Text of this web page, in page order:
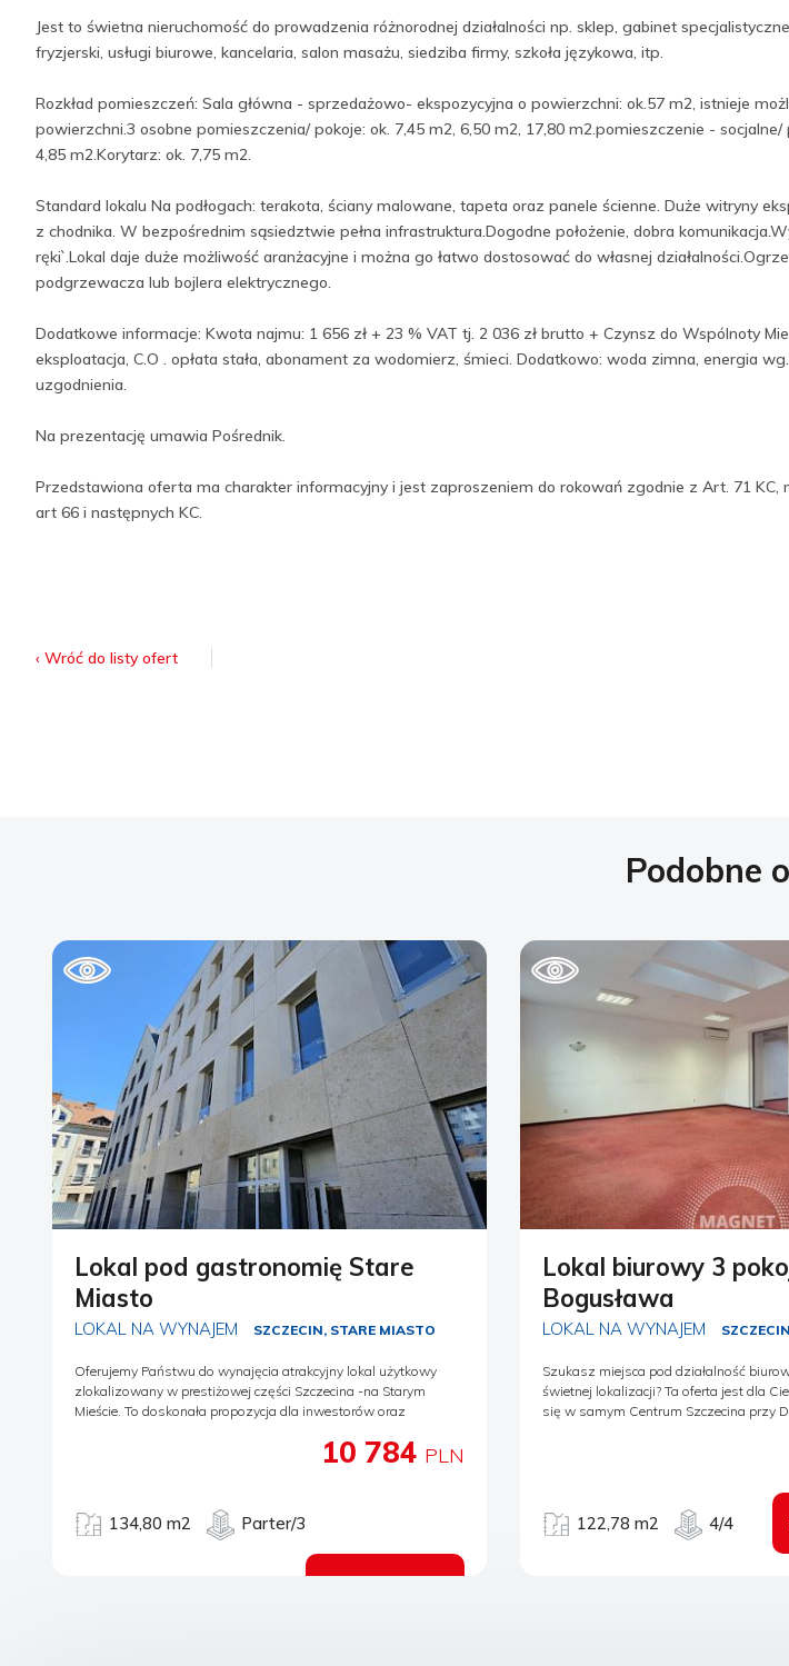
Jest to świetna nieruchomość do prowadzenia różnorodnej działalności np. sklep, gabinet
fryzjerski, usługi biurowe, kancelaria, salon masażu, siedziba firmy, szkoła językowa, itp.
Rozkład pomieszczeń: Sala główna - sprzedażowo- ekspozycyjna o powierzchni: ok.57 m2, istnieje
powierzchni.3 osobne pomieszczenia/ pokoje: ok. 7,45 m2, 6,50 m2, 17,80 m2.pomieszczenie - socjalne/
4,85 m2.Korytarz: ok. 7,75 m2.
Standard lokalu Na podłogach: terakota, ściany malowane, tapeta oraz panele ścienne. Duże witryny
z chodnika. W bezpośrednim sąsiedztwie pełna infrastruktura.Dogodne położenie, dobra
ręki`.Lokal daje duże możliwość aranżacyjne i można go łatwo dostosować do własnej
podgrzewacza lub bojlera elektrycznego.
Dodatkowe informacje: Kwota najmu: 1 656 zł + 23 % VAT tj. 2 036 zł brutto + Czynsz do Wspólnoty
eksploatacja, C.O . opłata stała, abonament za wodomierz, śmieci. Dodatkowo: woda zimna, energia
uzgodnienia.
Na prezentację umawia Pośrednik.
Przedstawiona oferta ma charakter informacyjny i jest zaproszeniem do rokowań zgodnie z Art. 71 KC,
art 66 i następnych KC.
‹ Wróć do listy ofert
Podobne
Lokal pod gastronomię Stare
Miasto
LOKAL NA WYNAJEM SZCZECIN, STARE MIASTO
Oferujemy Państwu do wynajęcia atrakcyjny lokal użytkowy
zlokalizowany w prestiżowej części Szczecina -na Starym
Mieście. To doskonała propozycja dla inwestorów oraz
bistro lub innego konceptu gastronomicznego. Lokal znajduje w
Bliskość Bulwarów Nadodrzańskich oraz Zamku Książąt
Pomorskich gwarantuje stały napływ klientów- zarówno
mieszkańców, jak i turystów. Parametry lokalu- -standard
10 784 PLN
134,80 m2 Parter/3
Zobacz ofertę
Lokal biurowy 3
Bogusława
LOKAL NA WYNAJEM
Szukasz miejsca pod działalność
świetnej lokalizacji? Ta oferta jest dla
się w samym Centrum Szczecina przy
do pracy. W okolicy liczne przystanki
estetycznie. Do dyspozycji najemców
lokalu możliwy przez całą dobę 7 dni w
pow. 122,78mkw, rozkładowy,
odnowionej kamienicy - w skład
122,78 m2 4/4